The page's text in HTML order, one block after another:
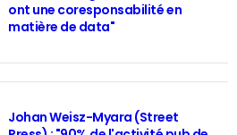
ont une coresponsabilité en
matière de data"
Johan Weisz-Myara (Street